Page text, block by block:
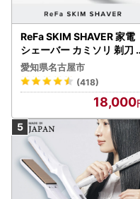
ReFa SKIM SHAVER 家電
シェーバー カミソリ 剃刀
シェーバー
愛知県名古屋市
(418)
18,000